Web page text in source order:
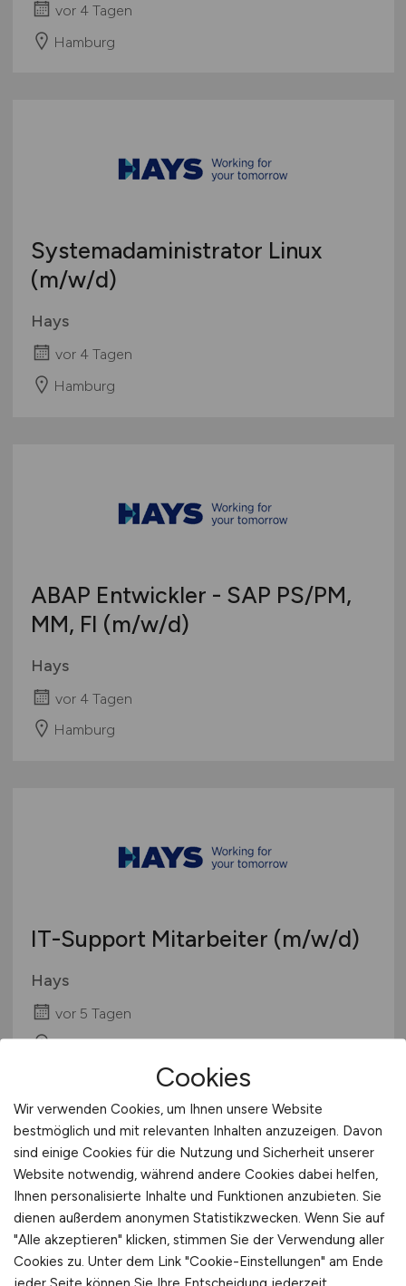
vor 4 Tagen
Hamburg
Systemadaministrator Linux
(m/w/d)
Hays
vor 4 Tagen
Hamburg
ABAP Entwickler - SAP PS/PM,
MM, FI (m/w/d)
Hays
vor 4 Tagen
Hamburg
IT-Support Mitarbeiter (m/w/d)
Hays
vor 5 Tagen
Hamburg
IT Systemadministrator(m/w/d)
Cookies
Wir verwenden Cookies, um Ihnen unsere Website
bestmöglich und mit relevanten Inhalten anzuzeigen. Davon
sind einige Cookies für die Nutzung und Sicherheit unserer
Website notwendig, während andere Cookies dabei helfen,
Ihnen personalisierte Inhalte und Funktionen anzubieten. Sie
dienen außerdem anonymen Statistikzwecken. Wenn Sie auf
"Alle akzeptieren" klicken, stimmen Sie der Verwendung aller
Cookies zu. Unter dem Link "Cookie-Einstellungen" am Ende